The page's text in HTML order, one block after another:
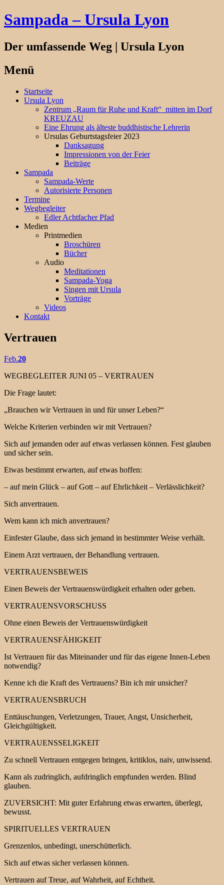
Sampada – Ursula Lyon
Der umfassende Weg | Ursula Lyon
Menü
Springe
zum
Startseite
Ursula Lyon
Zentrum „Raum für Ruhe und Kraft“ mitten im Dorf
KREUZAU
Eine Ehrung als älteste buddhistische Lehrerin
Ursulas Geburtstagsfeier 2023
Danksagung
Impressionen von der Feier
Beiträge
Sampada
Sampada-Werte
Autorisierte Personen
Termine
Wegbegleiter
Edler Achtfacher Pfad
Medien
Printmedien
Broschüren
Bücher
Audio
Meditationen
Sampada-Yoga
Singen mit Ursula
Vorträge
Videos
Kontakt
Vertrauen
Feb.20
WEGBEGLEITER JUNI 05 – VERTRAUEN
Die Frage lautet:
„Brauchen wir Vertrauen in und für unser Leben?“
Welche Kriterien verbinden wir mit Vertrauen?
Sich auf jemanden oder auf etwas verlassen können. Fest glauben
und sicher sein.
Etwas bestimmt erwarten, auf etwas hoffen:
– auf mein Glück – auf Gott – auf Ehrlichkeit – Verlässlichkeit?
Sich anvertrauen.
Wem kann ich mich anvertrauen?
Einfester Glaube, dass sich jemand in bestimmter Weise verhält.
Einem Arzt vertrauen, der Behandlung vertrauen.
VERTRAUENSBEWEIS
Einen Beweis der Vertrauenswürdigkeit erhalten oder geben.
VERTRAUENSVORSCHUSS
Ohne einen Beweis der Vertrauenswürdigkeit
VERTRAUENSFÄHIGKEIT
Ist Vertrauen für das Miteinander und für das eigene Innen-Leben
notwendig?
Kenne ich die Kraft des Vertrauens? Bin ich mir unsicher?
VERTRAUENSBRUCH
Enttäuschungen, Verletzungen, Trauer, Angst, Unsicherheit,
Gleichgültigkeit.
VERTRAUENSSELIGKEIT
Zu schnell Vertrauen entgegen bringen, kritiklos, naiv, unwissend.
Kann als zudringlich, aufdringlich empfunden werden. Blind
glauben.
ZUVERSICHT: Mit guter Erfahrung etwas erwarten, überlegt,
bewusst.
SPIRITUELLES VERTRAUEN
Grenzenlos, unbedingt, unerschütterlich.
Sich auf etwas sicher verlassen können.
Vertrauen auf Treue, auf Wahrheit, auf Echtheit.